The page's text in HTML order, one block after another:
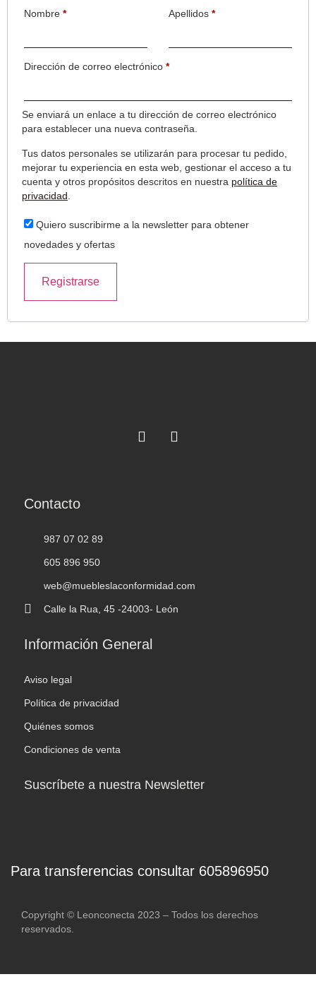
Nombre * Apellidos *
Dirección de correo electrónico *
Se enviará un enlace a tu dirección de correo electrónico
para establecer una nueva contraseña.
Tus datos personales se utilizarán para procesar tu pedido,
mejorar tu experiencia en esta web, gestionar el acceso a tu
cuenta y otros propósitos descritos en nuestra política de
privacidad
Quiero suscribirme a la newsletter para obtener
novedades y ofertas
Registrarse
Contacto
987 07 02 89
605 896 950
web@muebleslaconformidad.com
Calle la Rua, 45 -24003- León
Información General
Aviso legal
Política de privacidad
Quiénes somos
Condiciones de venta
Suscríbete a nuestra Newsletter
Métodos de Pago
Para transferencias consultar 605896950
Copyright © Leonconecta 2023 – Todos los derechos
reservados.